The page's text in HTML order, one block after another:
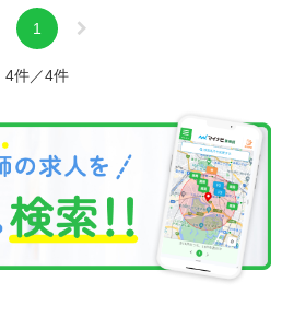
1
4件／4件